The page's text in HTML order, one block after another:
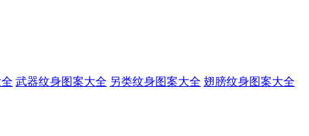
武器纹身图案大全 另类纹身图案大全 翅膀纹身图案大全